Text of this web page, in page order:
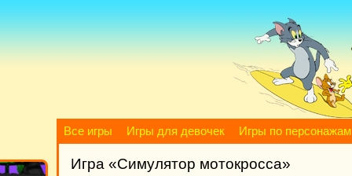
Все игры Игры для девочек Игры по персонажам
Игра «Симулятор мотокросса»